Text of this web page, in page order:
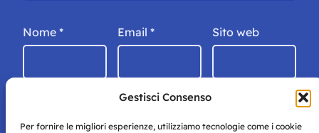
Gestisci Consenso
Per fornire le migliori esperienze, utilizziamo tecnologie come i cookie
Nome * Email * Sito web